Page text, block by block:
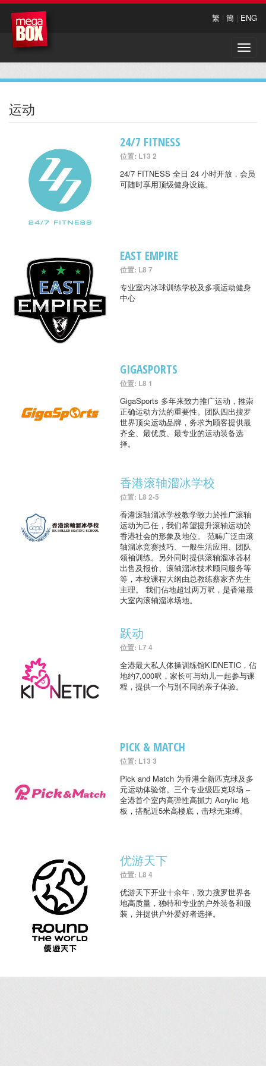
繁 | 簡 | ENG
Toggle
运动
24/7 FITNESS
位置: L13 2
24/7 FITNESS 全日 24 小时开放，会员
可随时享用顶级健身设施。
EAST EMPIRE
位置: L8 7
专业室内冰球训练学校及多项运动健身
中心
GIGASPORTS
位置: L8 1
GigaSports 多年来致力推广运动，推崇
正确运动方法的重要性。团队四出搜罗
世界顶尖运动品牌，务求为顾客提供最
齐全、最优质、最专业的运动装备选
择。
香港滚轴溜冰学校
位置: L8 2-5
香港滚轴溜冰学校教学致力於推广滚轴
运动为己任，我们希望提升滚轴运动於
香港社会的形象及地位。 范畴广泛由滚
轴溜冰竞赛技巧、一般生活应用、团队
领袖训练。另外同时提供滚轴溜冰器材
出售及报价、滚轴溜冰技术顾问服务等
等，本校课程大纲由总教练蔡家齐先生
主理。 我们佔地超过两万呎，是香港最
大室內滚轴溜冰场地。
跃动
位置: L7 4
全港最大私人体操训练馆KIDNETIC，佔
地约7,000呎，家长可与幼儿一起参与课
程，提供一个与別不同的亲子体验。
PICK & MATCH
位置: L13 3
Pick and Match 为香港全新匹克球及多
元运动体验馆。三个专业级匹克球场 –
全港首个室内高弹性高抓力 Acrylic 地
板，搭配近5米高楼底，击球无束缚。
优游天下
位置: L8 4
优游天下开业十余年，致力搜罗世界各
地高质量，独特和专业的户外装备和服
装，并提供户外爱好者选择。